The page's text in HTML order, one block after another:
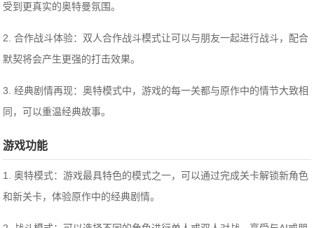
受到更真实的奥特曼氛围。
2. 合作战斗体验：双人合作战斗模式让可以与朋友一起进行战斗，配合
默契将会产生更强的打击效果。
3. 经典剧情再现：奥特模式中，游戏的每一关都与原作中的情节大致相
同，可以重温经典故事。
游戏功能
1. 奥特模式：游戏最具特色的模式之一，可以通过完成关卡解锁新角色
和新关卡，体验原作中的经典剧情。